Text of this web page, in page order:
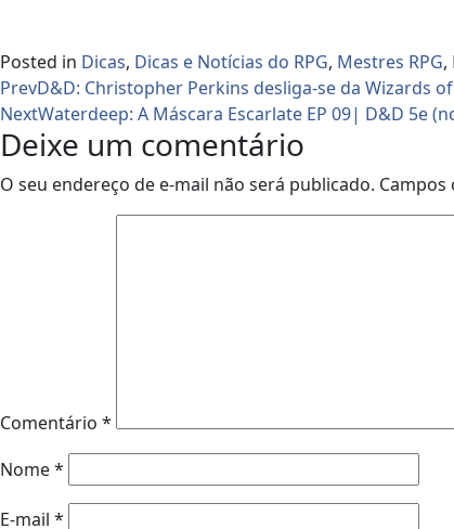
Posted in Dicas, Dicas e Notícias do RPG, Mestres RPG,
PrevD&D: Christopher Perkins desliga-se da Wizards
NextWaterdeep: A Máscara Escarlate EP 09| D&D 5e (
Deixe um comentário
O seu endereço de e-mail não será publicado.
Comentário *
Nome*
E-mail *